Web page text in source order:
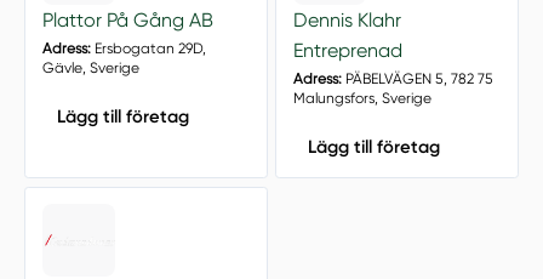
Plattor På Gång AB
Adress:Ersbogatan 29D,
Gävle, Sverige
Lägg till företag
Dennis Klahr
Entreprenad
Adress:PÄBELVÄGEN 5, 782 75
Malungsfors, Sverige
Lägg till företag